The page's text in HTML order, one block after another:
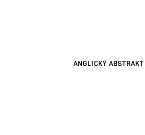
ANGLICKÝ ABSTRAKT